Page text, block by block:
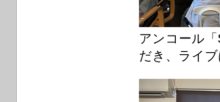
アンコール
だき、ライ